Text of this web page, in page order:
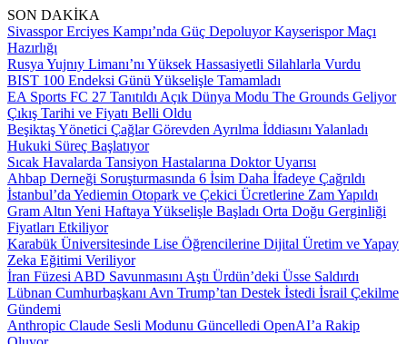
SON DAKİKA
Sivasspor Erciyes Kampı’nda Güç Depoluyor Kayserispor Maçı
Hazırlığı
Rusya Yujnıy Limanı’nı Yüksek Hassasiyetli Silahlarla Vurdu
BIST 100 Endeksi Günü Yükselişle Tamamladı
EA Sports FC 27 Tanıtıldı Açık Dünya Modu The Grounds Geliyor
Çıkış Tarihi ve Fiyatı Belli Oldu
Beşiktaş Yönetici Çağlar Görevden Ayrılma İddiasını Yalanladı
Hukuki Süreç Başlatıyor
Sıcak Havalarda Tansiyon Hastalarına Doktor Uyarısı
Ahbap Derneği Soruşturmasında 6 İsim Daha İfadeye Çağrıldı
İstanbul’da Yediemin Otopark ve Çekici Ücretlerine Zam Yapıldı
Gram Altın Yeni Haftaya Yükselişle Başladı Orta Doğu Gerginliği
Fiyatları Etkiliyor
Karabük Üniversitesinde Lise Öğrencilerine Dijital Üretim ve Yapay
Zeka Eğitimi Veriliyor
İran Füzesi ABD Savunmasını Aştı Ürdün’deki Üsse Saldırdı
Lübnan Cumhurbaşkanı Avn Trump’tan Destek İstedi İsrail Çekilme
Gündemi
Anthropic Claude Sesli Modunu Güncelledi OpenAI’a Rakip